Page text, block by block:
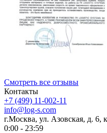
Смотреть все отзывы
Контакты
+7 (499) 11-002-11
info@log-s.com
г.Москва, ул. Азовская, д. 6,
0:00 - 23:59